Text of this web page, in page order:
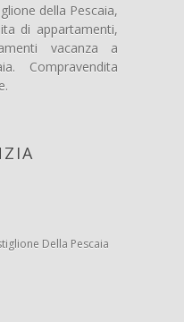
della Pescaia,
di appartamenti,
vacanza a
Compravendita
Della Pescaia